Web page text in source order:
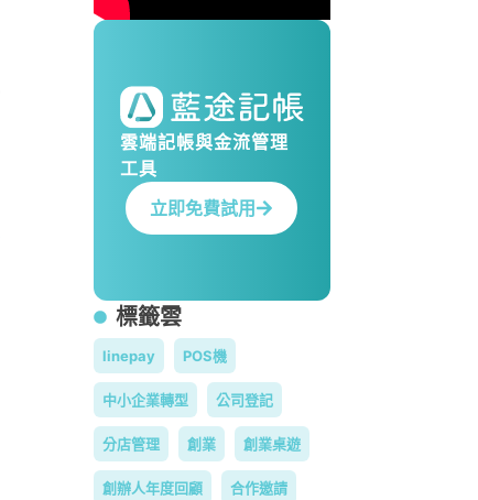
雲端記帳與金流管理
工具
立即免費試用
標籤雲
linepay POS機
中小企業轉型 公司登記
分店管理 創業 創業桌遊
創辦人年度回顧 合作邀請